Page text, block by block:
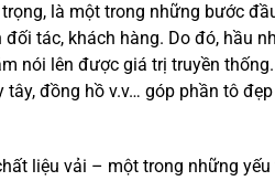
là một trong những bước
tác, khách hàng. Do đó, hầu
nói lên được giá trị truyền
tây, đồng hồ v.v… góp phần tô
liệu vải – một trong những yếu